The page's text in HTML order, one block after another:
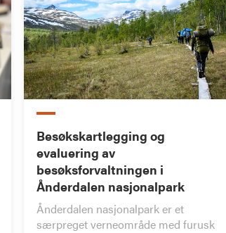
Besøkskartlegging og
evaluering av
besøksforvaltningen i
Ånderdalen nasjonalpark
Ånderdalen nasjonalpark er et
særpreget verneområde med furusk